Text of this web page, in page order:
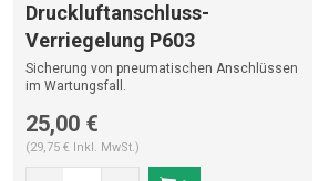
Druckluftanschluss-
Verriegelung P603
Sicherung von pneumatischen Anschlüssen
im Wartungsfall.
25,00 €
(29,75 € Inkl. MwSt.)